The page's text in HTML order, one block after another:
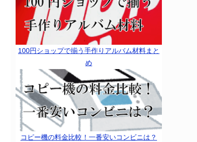
100円ショップで揃う手作りアルバム材料まと
め
コピー機の料金比較！一番安いコンビニは？